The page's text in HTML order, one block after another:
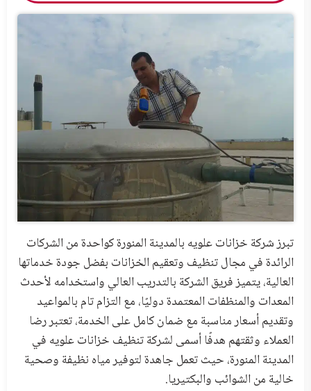
تبرز شركة خزانات علويه بالمدينة المنورة كواحدة من الشركات
الرائدة في مجال تنظيف وتعقيم الخزانات بفضل جودة خدماتها
العالية، يتميز فريق الشركة بالتدريب العالي واستخدامه لأحدث
المعدات والمنظفات المعتمدة دوليًا، مع التزام تام بالمواعيد
وتقديم أسعار مناسبة مع ضمان كامل على الخدمة، تعتبر رضا
العملاء وثقتهم هدفًا أسمى لشركة تنظيف خزانات علويه في
المدينة المنورة، حيث تعمل جاهدة لتوفير مياه نظيفة وصحية
خالية من الشوائب والبكتيريا.